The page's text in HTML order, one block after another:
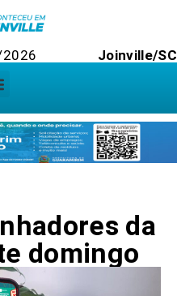
Joinville/SC
da
domingo